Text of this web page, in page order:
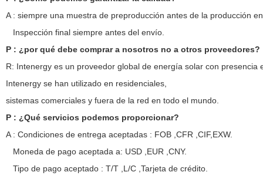
A : siempre una muestra de preproducción antes de la producción
Inspección final siempre antes del envío.
P : ¿por qué debe comprar a nosotros no a otros proveedores?
R: Intenergy es un proveedor global de energía solar con
Intenergy se han utilizado en residenciales,
sistemas comerciales y fuera de la red en todo el mundo.
P : ¿Qué servicios podemos proporcionar?
A : Condiciones de entrega aceptadas : FOB ,CFR ,CIF,EXW.
Moneda de pago aceptada a: USD ,EUR ,CNY.
Tipo de pago aceptado : T/T ,L/C ,Tarjeta de crédito.